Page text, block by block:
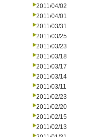
2011/04/02
2011/04/01
2011/03/31
2011/03/25
2011/03/23
2011/03/18
2011/03/17
2011/03/14
2011/03/11
2011/02/23
2011/02/20
2011/02/15
2011/02/13